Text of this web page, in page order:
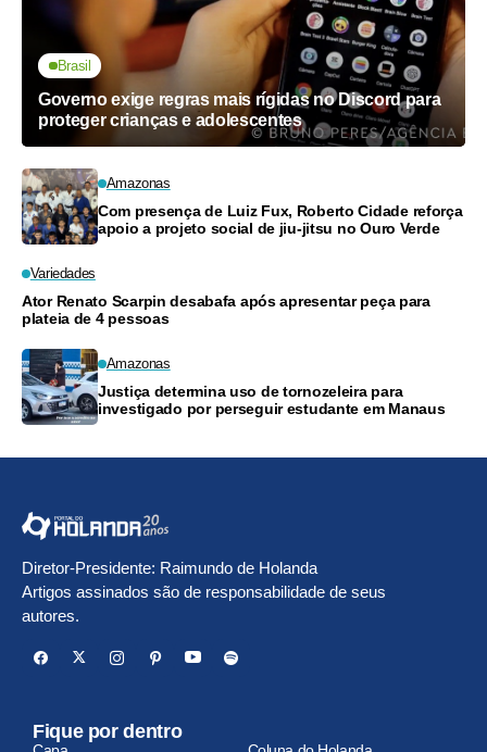
Brasil
Governo exige regras mais rígidas no Discord para
proteger crianças e adolescentes
Amazonas
Com presença de Luiz Fux, Roberto Cidade reforça
apoio a projeto social de jiu-jitsu no Ouro Verde
Variedades
Ator Renato Scarpin desabafa após apresentar peça para
plateia de 4 pessoas
Amazonas
Justiça determina uso de tornozeleira para
investigado por perseguir estudante em Manaus
Diretor-Presidente: Raimundo de Holanda
Artigos assinados são de responsabilidade de seus
autores.
Fique por dentro